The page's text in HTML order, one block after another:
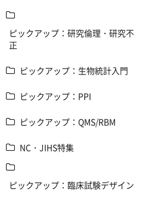
ピックアップ：研究倫理・研究不
正
ピックアップ：生物統計入門
ピックアップ：PPI
ピックアップ：QMS/RBM
NC・JIHS特集
ピックアップ：臨床試験デザイン